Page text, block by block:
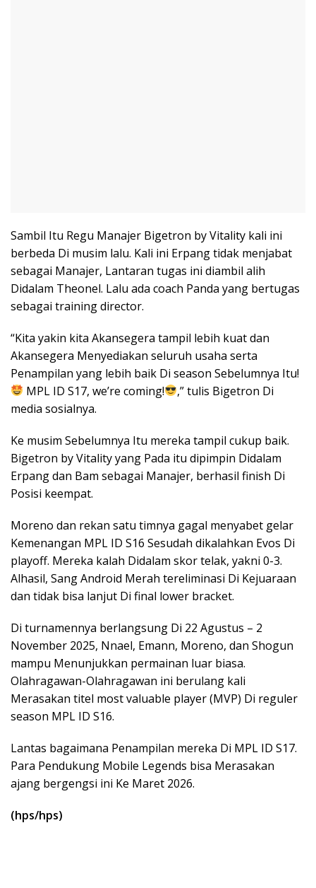
Sambil Itu Regu Manajer Bigetron by Vitality kali ini
berbeda Di musim lalu. Kali ini Erpang tidak menjabat
sebagai Manajer, Lantaran tugas ini diambil alih
Didalam Theonel. Lalu ada coach Panda yang bertugas
sebagai training director.
“Kita yakin kita Akansegera tampil lebih kuat dan
Akansegera Menyediakan seluruh usaha serta
Penampilan yang lebih baik Di season Sebelumnya Itu!
MPL ID S17, we’re coming!
,” tulis Bigetron Di
media sosialnya.
Ke musim Sebelumnya Itu mereka tampil cukup baik.
Bigetron by Vitality yang Pada itu dipimpin Didalam
Erpang dan Bam sebagai Manajer, berhasil finish Di
Posisi keempat.
Moreno dan rekan satu timnya gagal menyabet gelar
Kemenangan MPL ID S16 Sesudah dikalahkan Evos Di
playoff. Mereka kalah Didalam skor telak, yakni 0-3.
Alhasil, Sang Android Merah tereliminasi Di Kejuaraan
dan tidak bisa lanjut Di final lower bracket.
Di turnamennya berlangsung Di 22 Agustus – 2
November 2025, Nnael, Emann, Moreno, dan Shogun
mampu Menunjukkan permainan luar biasa.
Olahragawan-Olahragawan ini berulang kali
Merasakan titel most valuable player (MVP) Di reguler
season MPL ID S16.
Lantas bagaimana Penampilan mereka Di MPL ID S17.
Para Pendukung Mobile Legends bisa Merasakan
ajang bergengsi ini Ke Maret 2026.
(hps/hps)